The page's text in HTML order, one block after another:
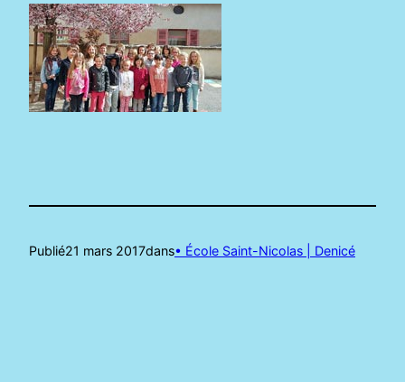
Publié21 mars 2017dans• École Saint-Nicolas | Denicé